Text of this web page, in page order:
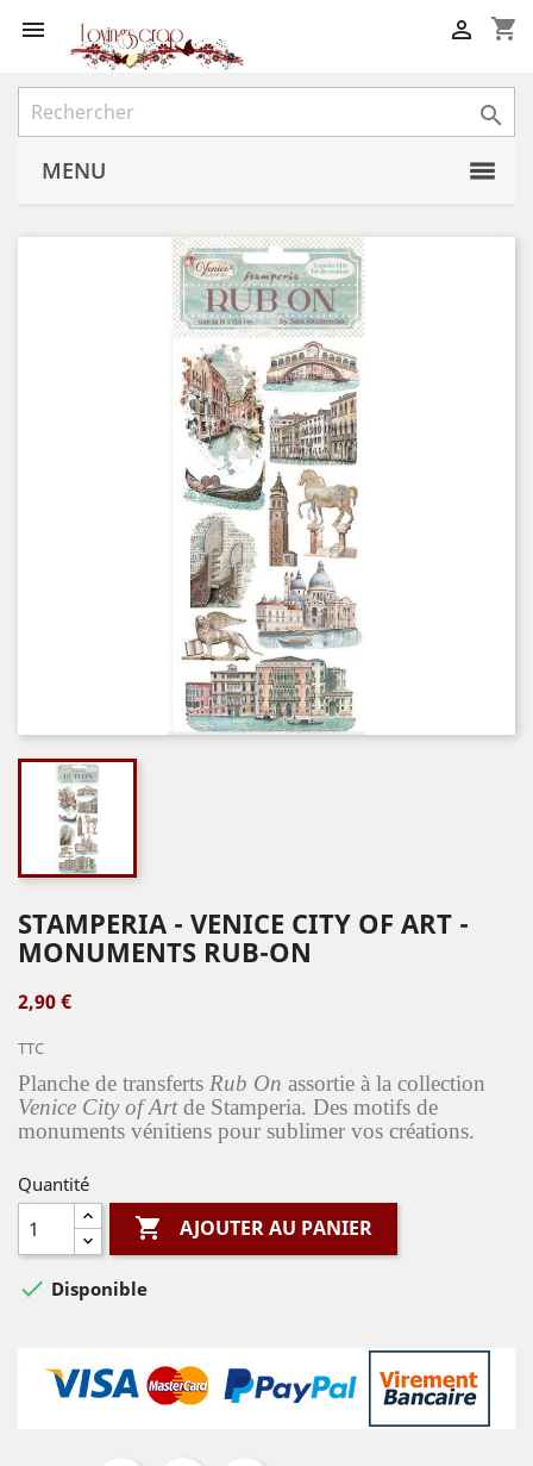
 shopping_cart


MENU
STAMPERIA - VENICE CITY OF ART -
MONUMENTS RUB-ON
2,90 €
TTC
Planche de transferts Rub On assortie à la collection
Venice City ofArtde Stamperia. Des motifs de
monuments vénitiens pour sublimer vos créations.
Quantité
 AJOUTER AU PANIER
 Disponible